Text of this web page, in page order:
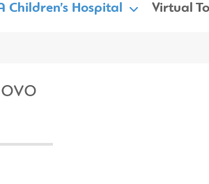
Children’s Hospital Virtual